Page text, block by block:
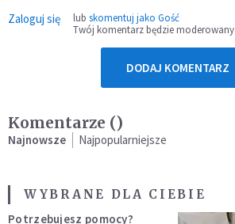
Zaloguj się lub skomentuj jako Gość
Twój komentarz będzie moderowany
DODAJ KOMENTARZ
Komentarze ()
Najnowsze Najpopularniejsze
WYBRANE DLA CIEBIE
Potrzebujesz pomocy?